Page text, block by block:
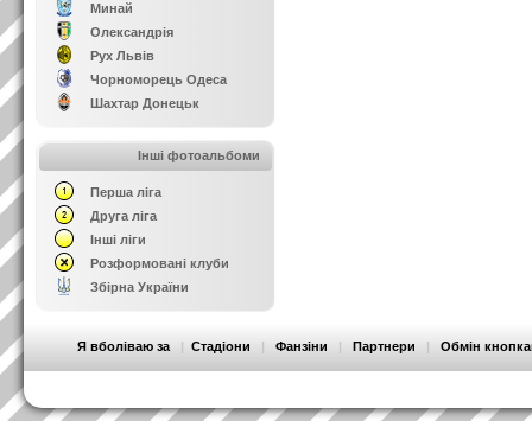
Минай
Олександрія
Рух Львів
Чорноморець Одеса
Шахтар Донецьк
Інші фотоальбоми
Перша ліга
Друга ліга
Інші ліги
Розформовані клуби
Збірна України
Я вболіваю за | Стадіони | Фанзіни | Партнери | Обмін